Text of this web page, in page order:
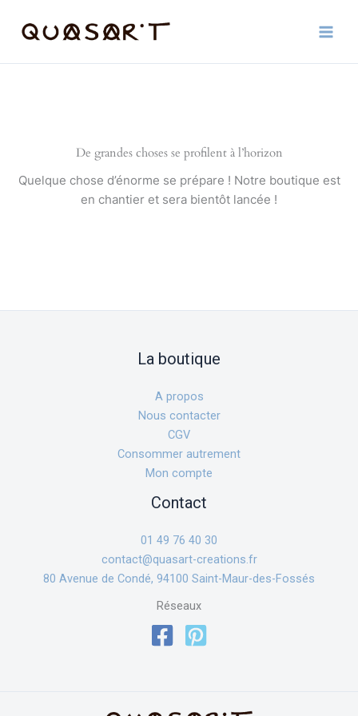
De grandes choses se profilent à l’horizon
Quelque chose d’énorme se prépare ! Notre boutique est
en chantier et sera bientôt lancée !
La boutique
A propos
Nous contacter
CGV
Consommer autrement
Mon compte
Contact
01 49 76 40 30
contact@quasart-creations.fr
80 Avenue de Condé, 94100 Saint-Maur-des-Fossés
Réseaux